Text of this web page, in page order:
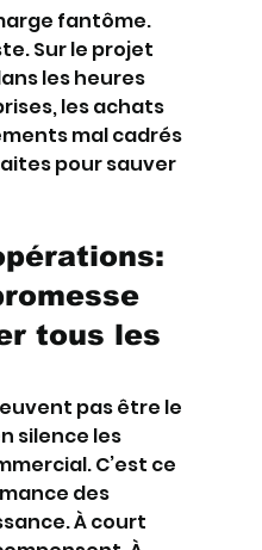
fantôme.
Sur le projet
les heures
les achats
mal cadrés
pour sauver
tous les
pas être le
silence les
C’est ce
des
À court